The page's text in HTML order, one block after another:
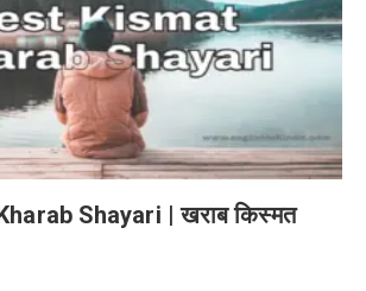
Shayari | खराब किस्मत